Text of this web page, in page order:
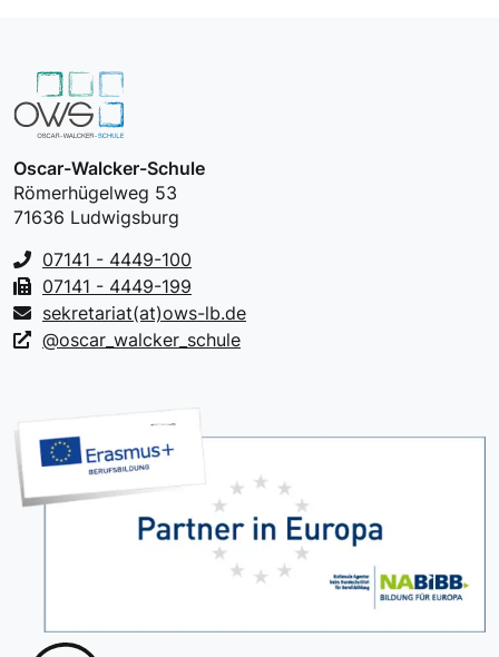
Oscar-Walcker-Schule
Römerhügelweg 53
71636 Ludwigsburg
07141 - 4449-100
07141 - 4449-199
sekretariat(at)ows-lb.de
@oscar_walcker_schule